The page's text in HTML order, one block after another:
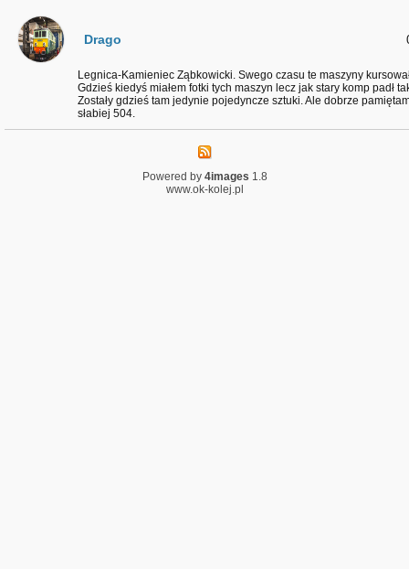
Drago
Legnica-Kamieniec Ząbkowicki. Swego czasu te maszyny
Gdzieś kiedyś miałem fotki tych maszyn lecz jak stary komp padł
Zostały gdzieś tam jedynie pojedyncze sztuki. Ale dobrze
słabiej 504.
Powered by 4images 1.8
www.ok-kolej.pl